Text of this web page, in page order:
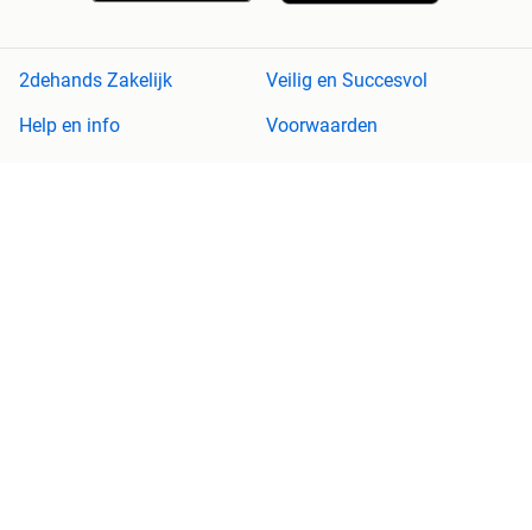
2dehands Zakelijk
Veilig en Succesvol
Help en info
Voorwaarden